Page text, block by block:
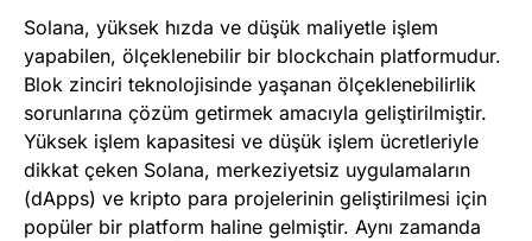
Solana, yüksek hızda ve düşük maliyetle işlem
yapabilen, ölçeklenebilir bir blockchain platformudur.
Blok zinciri teknolojisinde yaşanan ölçeklenebilirlik
sorunlarına çözüm getirmek amacıyla geliştirilmiştir.
Yüksek işlem kapasitesi ve düşük işlem ücretleriyle
dikkat çeken Solana, merkeziyetsiz uygulamaların
(dApps) ve kripto para projelerinin geliştirilmesi için
popüler bir platform haline gelmiştir. Aynı zamanda